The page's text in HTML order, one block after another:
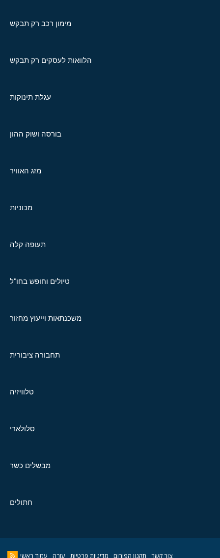
מימון רכב רק תבקש
הלוואות לעסקים רק תבקש
עגלת תינוקות
בורסה ושוק ההון
מזג האוויר
מכוניות
תעופה קלה
טיולים וחופש בחו"ל
משכנתאות וייעוץ מחזור
תחבורה ציבורית
טלוויזיה
סלולארי
מבשלים כשר
חתולים
צור קשר תקנון הפורום מדיניות פרטיות עזרה עמוד ראשי